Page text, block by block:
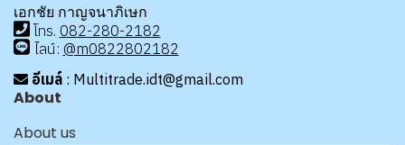
เอกชัย กาญจนาภิเษก
โทร. 082-280-2182
ไลน์: @m0822802182
อีเมล์ : Multitrade.idt@gmail.com
About
About us